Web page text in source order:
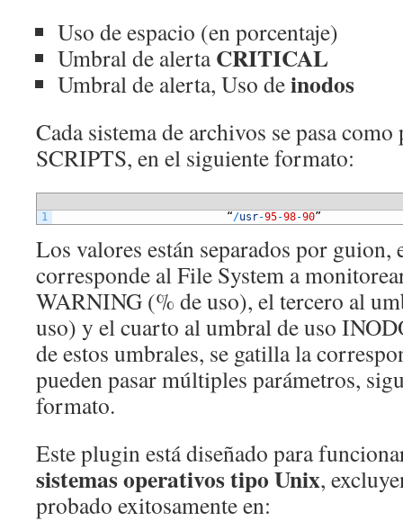
Uso de espacio (en porcentaje)
Umbral de alertaCRITICAL
Umbral de alerta, Uso deinodos
Cada sistema de archivos se pasa
SCRIPTS, en el siguiente formato:
1 “/usr-95-98-90”
Los valores están separados por
corresponde al File System a
WARNING (% de uso), el tercero al
uso) y el cuarto al umbral de uso
de estos umbrales, se gatilla la
pueden pasar múltiples parámetros,
formato.
Este plugin está diseñado para
sistemas operativos tipo Unix,
probado exitosamente en: